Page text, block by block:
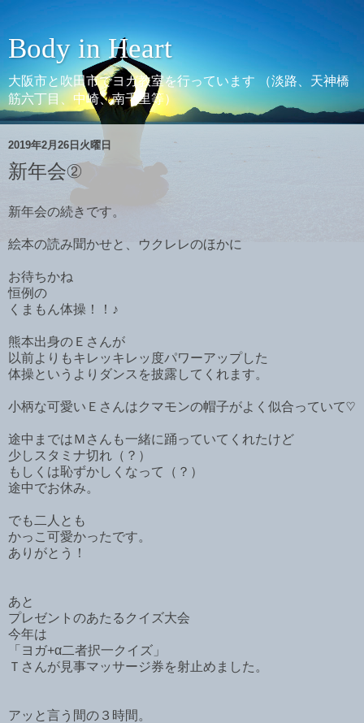
Body in Heart
大阪市と吹田市でヨガ教室を行っています （淡路、天神橋
筋六丁目、中崎、南千里等）
2019年2月26日火曜日
新年会②
新年会の続きです。
絵本の読み聞かせと、ウクレレのほかに
お待ちかね
恒例の
くまもん体操！！♪
熊本出身のＥさんが
以前よりもキレッキレッ度パワーアップした
体操というよりダンスを披露してくれます。
小柄な可愛いＥさんはクマモンの帽子がよく似合っていて♡
途中まではＭさんも一緒に踊っていてくれたけど
少しスタミナ切れ（？）
もしくは恥ずかしくなって（？）
途中でお休み。
でも二人とも
かっこ可愛かったです。
ありがとう！
あと
プレゼントのあたるクイズ大会
今年は
「ヨガ+α二者択一クイズ」
Ｔさんが見事マッサージ券を射止めました。
アッと言う間の３時間。